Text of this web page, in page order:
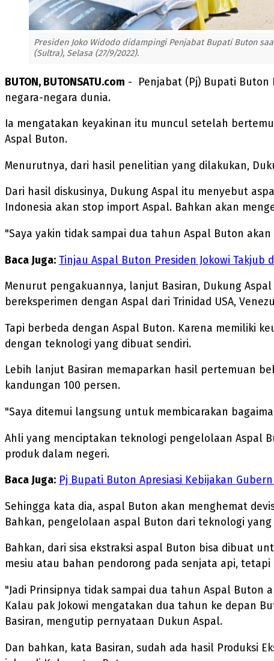
Presiden Joko Widodo didampingi Penjabat Bupati Buton
(Sultra), Selasa (27/9/2022).
BUTON, BUTONSATU.com - Penjabat (Pj) Bupati Buton
negara-negara dunia.
Ia mengatakan keyakinan itu muncul setelah
Aspal Buton.
Menurutnya, dari hasil penelitian yang dilakukan,
Dari hasil diskusinya, Dukung Aspal itu menyebut
Indonesia akan stop import Aspal. Bahkan akan
"Saya yakin tidak sampai dua tahun Aspal Buton
Baca Juga: Tinjau Aspal Buton Presiden Jokowi Takjub
Menurut pengakuannya, lanjut Basiran, Dukung
bereksperimen dengan Aspal dari Trinidad USA,
Tapi berbeda dengan Aspal Buton. Karena memiliki
dengan teknologi yang dibuat sendiri.
Lebih lanjut Basiran memaparkan hasil pertemuan
kandungan 100 persen.
"Saya ditemui langsung untuk membicarakan
Ahli yang menciptakan teknologi pengelolaan Aspal
produk dalam negeri.
Baca Juga: Pj Bupati Buton Apresiasi Kebijakan
Sehingga kata dia, aspal Buton akan menghemat
Bahkan, pengelolaan aspal Buton dari teknologi
Bahkan, dari sisa ekstraksi aspal Buton bisa dibuat
mesiu atau bahan pendorong pada senjata api,
"Jadi Prinsipnya tidak sampai dua tahun Aspal
Kalau pak Jokowi mengatakan dua tahun ke depan
Basiran, mengutip pernyataan Dukun Aspal.
Dan bahkan, kata Basiran, sudah ada hasil Produksi